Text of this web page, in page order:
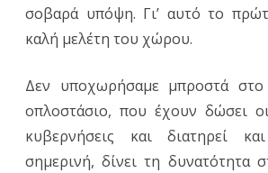
σοβαρά υπόψη. Γι’ αυτό το
καλή μελέτη του χώρου.
Δεν υποχωρήσαμε μπροστά στο
οπλοστάσιο, που έχουν δώσει
κυβερνήσεις και διατηρεί
σημερινή, δίνει τη δυνατότητα